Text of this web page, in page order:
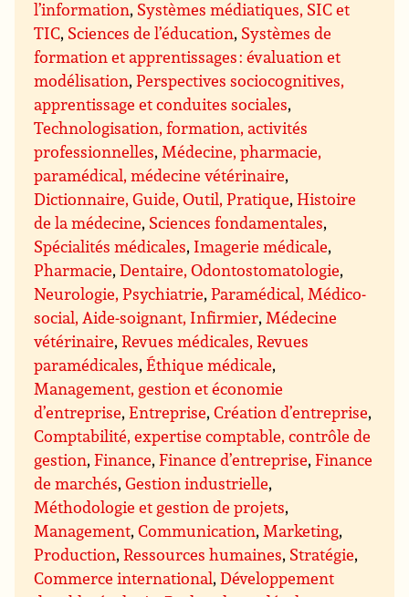
l’information, Systèmes médiatiques, SIC et
TIC, Sciences de l’éducation, Systèmes de
formation et apprentissages : évaluation et
modélisation,Perspectives sociocognitives,
apprentissage et conduites sociales,
Technologisation, formation, activités
professionnelles, Médecine, pharmacie,
paramédical, médecine vétérinaire,
Dictionnaire, Guide, Outil, Pratique,Histoire
de la médecine, Sciences fondamentales,
Spécialités médicales, Imagerie médicale,
Pharmacie,Dentaire, Odontostomatologie,
Neurologie, Psychiatrie,Paramédical, Médico-
social, Aide-soignant, Infirmier, Médecine
vétérinaire,Revues médicales, Revues
paramédicales,Éthique médicale,
Management, gestion et économie
d’entreprise,Entreprise,Création d’entreprise,
Comptabilité, expertise comptable, contrôle de
gestion,Finance,Finance d’entreprise,Finance
de marchés,Gestion industrielle,
Méthodologie et gestion de projets,
Management,Communication, Marketing,
Production,Ressources humaines, Stratégie,
Commerce international,Développement